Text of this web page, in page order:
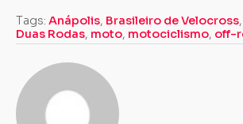
Tags: Anápolis, Brasileiro de Velocross,
Duas Rodas, moto, motociclismo, off-